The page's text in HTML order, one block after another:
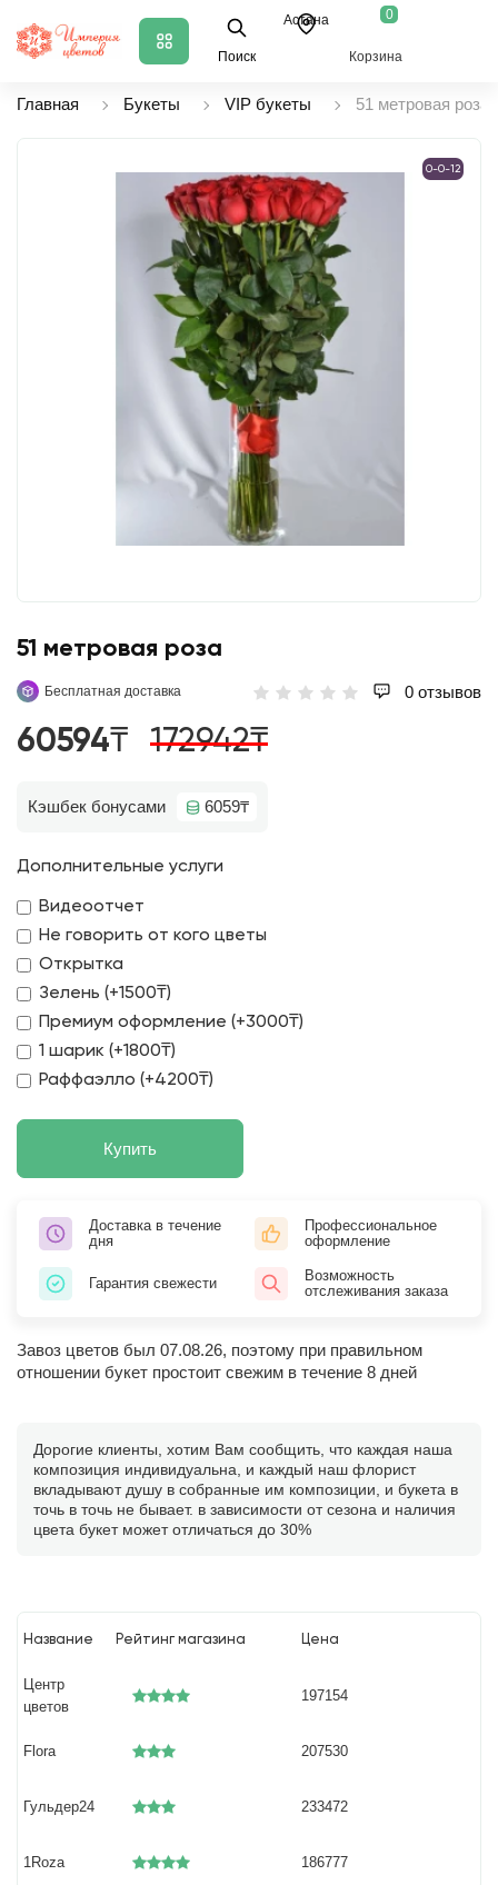
Поиск
Астана 0
Корзина
Главная Букеты VIP букеты 51 метровая роза
0-0-12
51 метровая роза
Бесплатная доставка 0 отзывов
60594₸ 172942₸
Кэшбек бонусами 6059₸
Дополнительные услуги
Видеоотчет
Не говорить от кого цветы
Открытка
Зелень (+1500₸)
Премиум оформление (+3000₸)
1 шарик (+1800₸)
Раффаэлло (+4200₸)
Купить
Доставка в течение
дня
Профессиональное
оформление
Гарантия свежести
Возможность
отслеживания заказа
Завоз цветов был 07.08.26, поэтому при правильном
отношении букет простоит свежим в течение 8 дней
Дорогие клиенты, хотим Вам сообщить, что каждая наша
композиция индивидуальна, и каждый наш флорист
вкладывают душу в собранные им композиции, и букета в
точь в точь не бывает. в зависимости от сезона и наличия
цвета букет может отличаться до 30%
Название Рейтинг магазина Цена
Центр
цветов
197154
Flora 207530
Гульдер24 233472
1Roza 186777